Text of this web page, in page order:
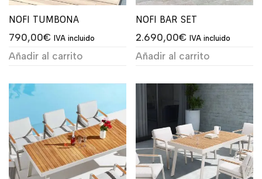
NOFI TUMBONA
790,00€ IVA incluido
Añadir al carrito
NOFI BAR SET
2.690,00€ IVA incluido
Añadir al carrito